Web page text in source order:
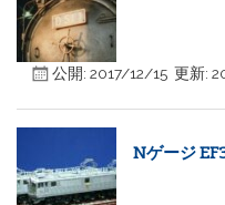
公開: 2017/12/15 更新:
Nゲージ